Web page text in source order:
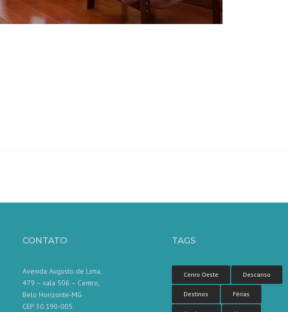
CONTATO
Avenida Augusto de Lima,
479 – sala 506 – Centro,
Belo Horizonte-MG
CEP 30.190-005
TAGS
Cenro Oeste Descanso
Destinos Férias